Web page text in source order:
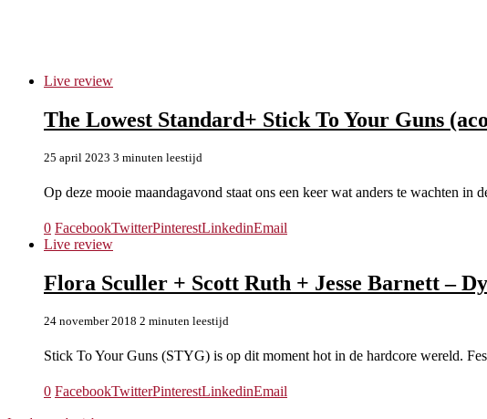
Live review
The Lowest Standard+ Stick To Your Guns
25 april 2023 3 minuten leestijd
Op deze mooie maandagavond staat ons een keer wat anders te wachten in
0 FacebookTwitterPinterestLinkedinEmail
Live review
Flora Sculler + Scott Ruth + Jesse Barnett –
24 november 2018 2 minuten leestijd
Stick To Your Guns (STYG) is op dit moment hot in de hardcore wereld.
0 FacebookTwitterPinterestLinkedinEmail